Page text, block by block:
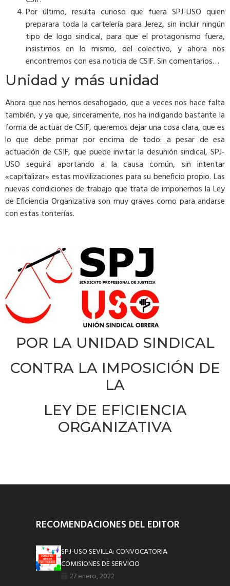
Por último, resulta curioso que fuera SPJ-USO quien
preparara toda la cartelería para Jerez, sin incluir ningún
tipo de logo sindical, para que el protagonismo fuera,
insistimos en lo mismo, del colectivo, y ahora nos
encontremos con esa noticia de CSIF. Sin comentarios…
Unidad y más unidad
Ahora que nos hemos desahogado, que a veces nos hace falta
también, y ya que, sinceramente, nos ha indigando bastante la
forma de actuar de CSIF, queremos dejar una cosa clara, que es
lo que debe primar por encima de todo: a pesar de esa
actuación de CSIF, que puede invitar la desunión sindical, SPJ-
USO seguirá aportando a la causa común, sin intentar
«capitalizar» estas movilizaciones para su beneficio propio. Las
nuevas condiciones de trabajo que trata de imponernos la Ley
de Eficiencia Organizativa son muy graves como para andarse
con estas tonterías.
POR LA UNIDAD SINDICAL
CONTRA LA IMPOSICIÓN DE
LA
LEY DE EFICIENCIA
ORGANIZATIVA
RECOMENDACIONES DEL EDITOR
SPJ-USO SEVILLA: CONVOCATORIA
COMISIONES DE SERVICIO
27 enero, 2022